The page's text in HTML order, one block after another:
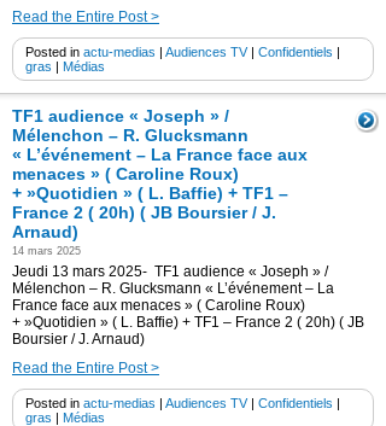
Read the Entire Post >
Posted in actu-medias | Audiences TV| Confidentiels |
gras | Médias
TF1 audience « Joseph » /
Mélenchon – R. Glucksmann
« L’événement – La France face aux
menaces » ( Caroline Roux)
+ »Quotidien » ( L. Baffie) + TF1 –
France 2 ( 20h) ( JB Boursier / J.
Arnaud)
14 mars 2025
Jeudi 13 mars 2025- TF1 audience « Joseph » /
Mélenchon – R. Glucksmann « L’événement – La
France face aux menaces » ( Caroline Roux)
+ »Quotidien » ( L. Baffie) + TF1 – France 2 ( 20h) ( JB
Boursier / J. Arnaud)
Read the Entire Post >
Posted in actu-medias | Audiences TV| Confidentiels |
gras | Médias